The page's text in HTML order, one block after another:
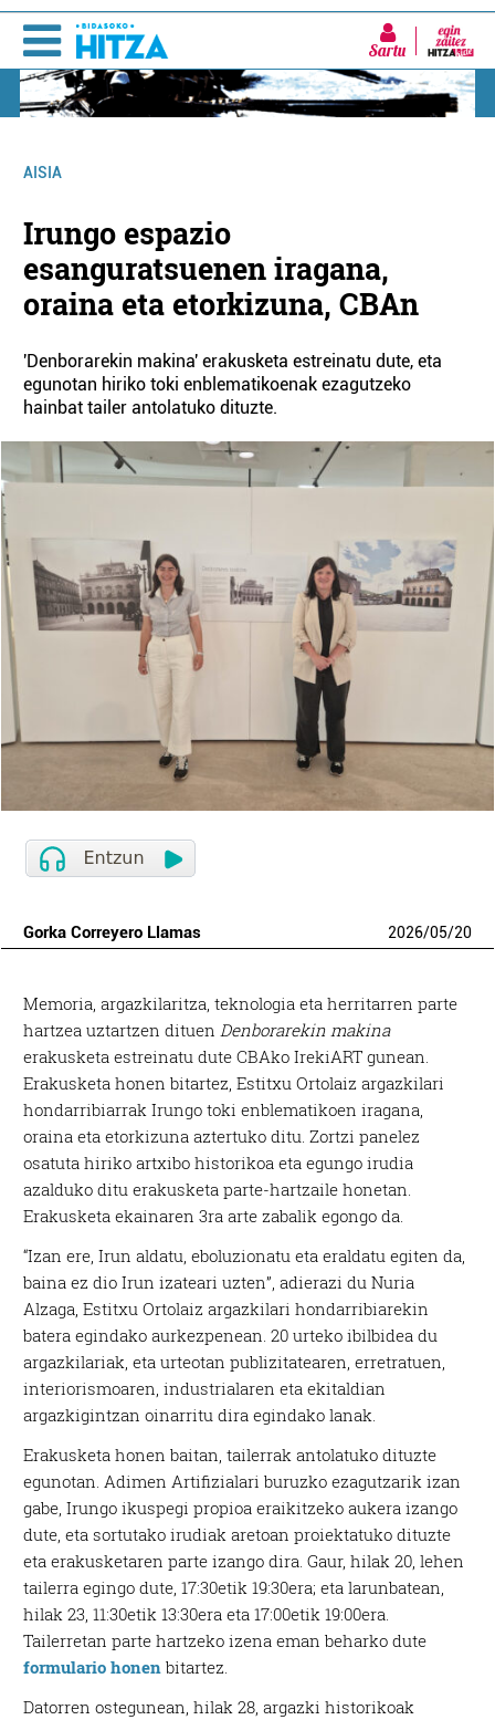
Sartu
AISIA
Irungo espazio
esanguratsuenen iragana,
oraina eta etorkizuna, CBAn
'Denborarekin makina' erakusketa estreinatu dute, eta
egunotan hiriko toki enblematikoenak ezagutzeko
hainbat tailer antolatuko dituzte.
Gorka Correyero Llamas 2026/05/20
Memoria, argazkilaritza, teknologia eta herritarren parte
hartzea uztartzen dituen Denborarekin makina
erakusketa estreinatu dute CBAko IrekiART gunean.
Erakusketa honen bitartez, Estitxu Ortolaiz argazkilari
hondarribiarrak Irungo toki enblematikoen iragana,
oraina eta etorkizuna aztertuko ditu. Zortzi panelez
osatuta hiriko artxibo historikoa eta egungo irudia
azalduko ditu erakusketa parte-hartzaile honetan.
Erakusketa ekainaren 3ra arte zabalik egongo da.
“Izan ere, Irun aldatu, eboluzionatu eta eraldatu egiten da,
baina ez dio Irun izateari uzten”, adierazi du Nuria
Alzaga, Estitxu Ortolaiz argazkilari hondarribiarekin
batera egindako aurkezpenean. 20 urteko ibilbidea du
argazkilariak, eta urteotan publizitatearen, erretratuen,
interiorismoaren, industrialaren eta ekitaldian
argazkigintzan oinarritu dira egindako lanak.
Erakusketa honen baitan, tailerrak antolatuko dituzte
egunotan. Adimen Artifizialari buruzko ezagutzarik izan
gabe, Irungo ikuspegi propioa eraikitzeko aukera izango
dute, eta sortutako irudiak aretoan proiektatuko dituzte
eta erakusketaren parte izango dira. Gaur, hilak 20, lehen
tailerra egingo dute, 17:30etik 19:30era; eta larunbatean,
hilak 23, 11:30etik 13:30era eta 17:00etik 19:00era.
Tailerretan parte hartzeko izena eman beharko dute
formulario honen bitartez.
Datorren ostegunean, hilak 28, argazki historikoak